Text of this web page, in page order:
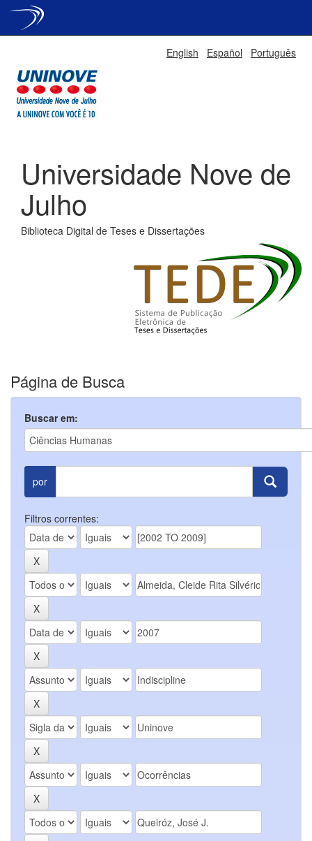
English Español Português
Universidade Nove de
Julho
Biblioteca Digital de Teses e Dissertações
Página de Busca
Buscar em:
por
Filtros correntes: